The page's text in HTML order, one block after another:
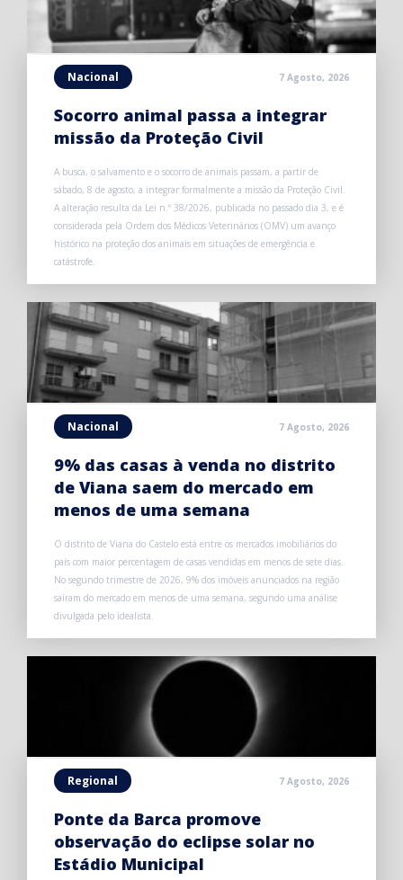
Nacional 7 Agosto, 2026
Socorro animal passa a integrar
missão da Proteção Civil
A busca, o salvamento e o socorro de animais passam, a partir de
sábado, 8 de agosto, a integrar formalmente a missão da Proteção Civil.
A alteração resulta da Lei n.º 38/2026, publicada no passado dia 3, e é
considerada pela Ordem dos Médicos Veterinários (OMV) um avanço
histórico na proteção dos animais em situações de emergência e
catástrofe.
Nacional 7 Agosto, 2026
9% das casas à venda no distrito
de Viana saem do mercado em
menos de uma semana
O distrito de Viana do Castelo está entre os mercados imobiliários do
país com maior percentagem de casas vendidas em menos de sete dias.
No segundo trimestre de 2026, 9% dos imóveis anunciados na região
saíram do mercado em menos de uma semana, segundo uma análise
divulgada pelo idealista.
Regional 7 Agosto, 2026
Ponte da Barca promove
observação do eclipse solar no
Estádio Municipal